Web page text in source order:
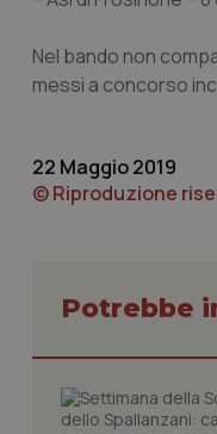
Nel bando non
messi a concorso
22 Maggio 2019
© Riproduzione
Potrebbe